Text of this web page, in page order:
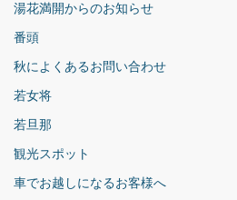
湯花満開からのお知らせ
番頭
秋によくあるお問い合わせ
若女将
若旦那
観光スポット
車でお越しになるお客様へ